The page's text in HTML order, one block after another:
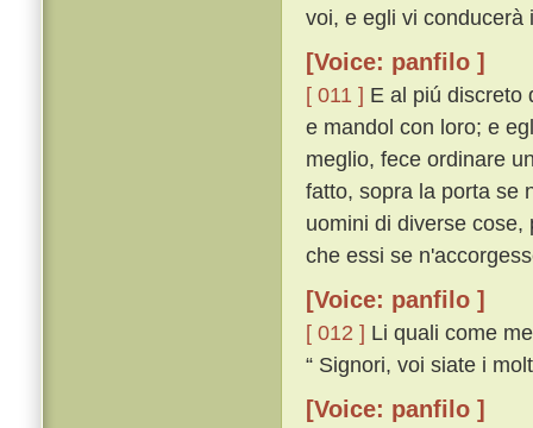
voi, e egli vi conducerà
[Voice: panfilo ]
[ 011 ] E al piú discreto
e mandol con loro; e
meglio, fece ordinare
fatto, sopra la porta se
uomini di diverse
che essi se
[Voice: panfilo ]
[ 012 ] Li quali come
“ Signori, voi siate i
[Voice: panfilo ]